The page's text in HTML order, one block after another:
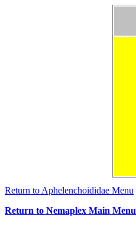
Return to Aphelenchoididae Menu
Return to Nemaplex Main Menu